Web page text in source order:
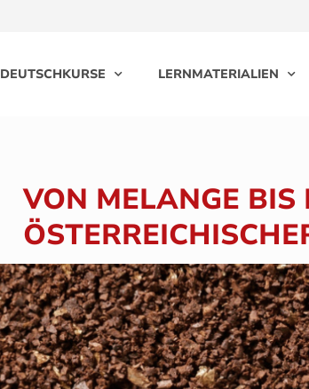
DEUTSCHKURSE LERNMATERIALIEN
VON MELANGE BIS